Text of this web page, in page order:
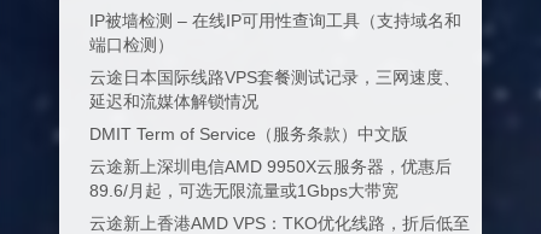
IP被墙检测 – 在线IP可用性查询工具（支持域名和
端口检测）
云途日本国际线路VPS套餐测试记录，三网速度、
延迟和流媒体解锁情况
DMIT Term of Service（服务条款）中文版
云途新上深圳电信AMD 9950X云服务器，优惠后
89.6/月起，可选无限流量或1Gbps大带宽
云途新上香港AMD VPS：TKO优化线路，折后低至